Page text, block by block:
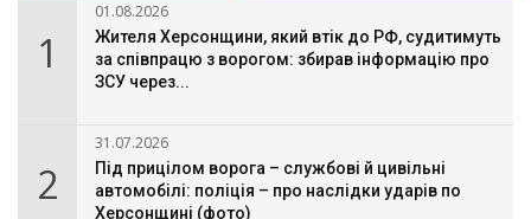
1
01.08.2026
Жителя Херсонщини, який втік до РФ, судитимуть
за співпрацю з ворогом: збирав інформацію про
ЗСУ через...
2
31.07.2026
Під прицілом ворога – службові й цивільні
автомобілі: поліція – про наслідки ударів по
Херсонщині (фото)